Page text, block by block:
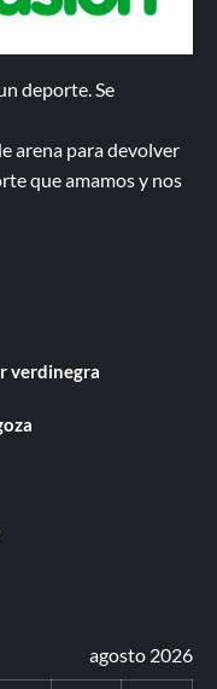
deporte. Se
arena para devolver
que amamos y nos
verdinegra
agosto 2026